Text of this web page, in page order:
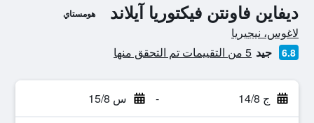
ديفاين فاونتن فيكتوريا آيلاند هومستاي
تقييم فئة 0
لاغوس، نيجيريا
6.8 جيد 5 من التقييمات تم التحقق منها
ج 14/8 - س 15/8